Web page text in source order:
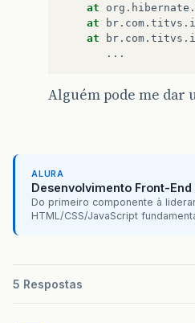
at
org . hibernate .
at
br . com . titvs .
at
br . com . titvs .
...
Alguém pode me dar
ALURA
Desenvolvimento Front-End
Do primeiro componente à
HTML/CSS/JavaScript
5 Respostas